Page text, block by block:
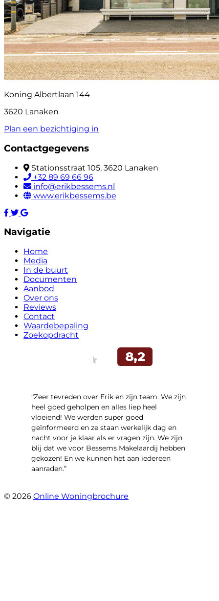
Koning Albertlaan 144
3620 Lanaken
Plan een bezichtiging in
Contactgegevens
Stationsstraat 105, 3620 Lanaken
+32 89 69 66 96
info@erikbessems.nl
www.erikbessems.be
Navigatie
Home
Media
In de buurt
Documenten
Aanbod
Over ons
Reviews
Contact
Waardebepaling
Zoekopdracht
“Zeer tevreden over Erik en zijn team. We zijn
heel goed geholpen en alles liep heel
vloeiend! We werden super goed
geïnformeerd en ze staan werkelijk dag en
nacht voor je klaar als er vragen zijn. We zijn
blij dat we voor Bessems Makelaardij hebben
gekozen! En we kunnen het aan iedereen
aanraden.”
© 2026 Online Woningbrochure